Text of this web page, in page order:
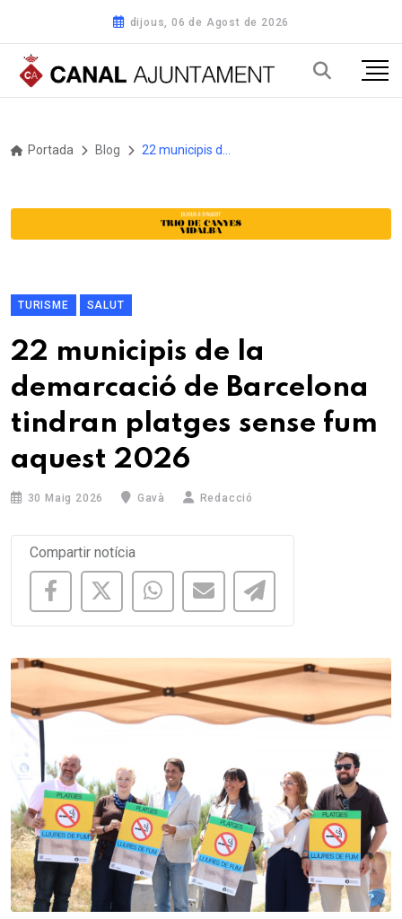
dijous, 06 de Agost de 2026
Portada Blog
TURISME SALUT
22 municipis de la
demarcació de Barcelona
tindran platges sense fum
aquest 2026
30 Maig 2026 Gavà Redacció
Compartir notícia